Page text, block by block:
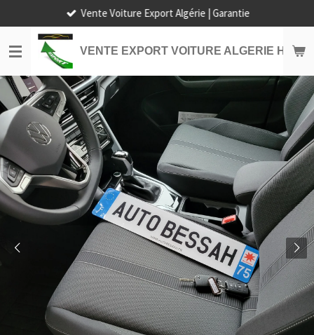
au
contenu
principal
VENTE EXPORT VOITURE ALGERIE HORS
Vente Voiture Export Algérie | Garantie